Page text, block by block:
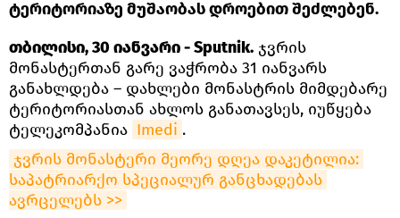
ტერიტორიაზე მუშაობას დროებით შეძლებენ.
თბილისი, 30 იანვარი - Sputnik. ჯვრის
მონასტერთან გარე ვაჭრობა 31 იანვარს
განახლდება – დახლები მონასტრის მიმდებარე
ტერიტორიასთან ახლოს განათავსეს, იუწყება
ტელეკომპანია Imedi .
ჯვრის მონასტერი მეორე დღეა დაკეტილია:
საპატრიარქო სპეციალურ განცხადებას
ავრცელებს >>